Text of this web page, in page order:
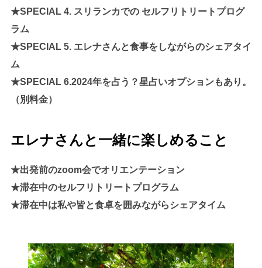
★SPECIAL 4. スリランカでの セルフリトリートプログ
ラム
★SPECIAL 5. エレナさんと食事をしながらのシェアタイ
ム
★SPECIAL 6.2024年を占う？星占いオプションもあり。
（別料金）
エレナさんと一緒に楽しめること
★出発前のzoom会でオリエンテーション
★滞在中のセルフリトリートプログラム
★滞在中は私や皆と食卓を囲みながらシェアタイム